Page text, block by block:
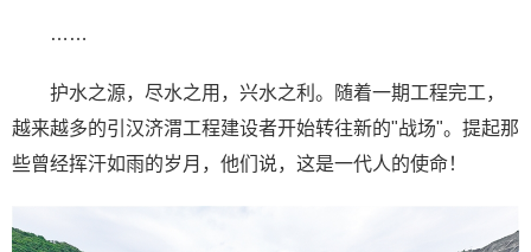
……
护水之源，尽水之用，兴水之利。随着一期工程完工，
越来越多的引汉济渭工程建设者开始转往新的"战场"。提起那
些曾经挥汗如雨的岁月，他们说，这是一代人的使命！